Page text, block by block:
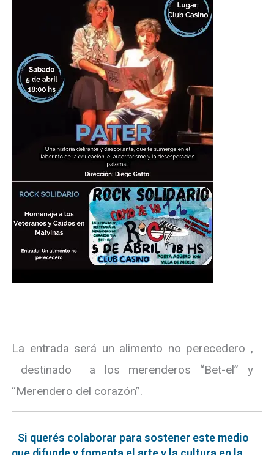
La entrada será un alimento no perecedero ,
destinado a los merenderos “Bet-el” y
“Merendero del corazón”.
Si querés colaborar para sostener este medio